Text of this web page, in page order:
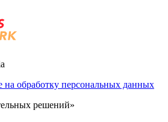
на обработку персональных данных
решений»